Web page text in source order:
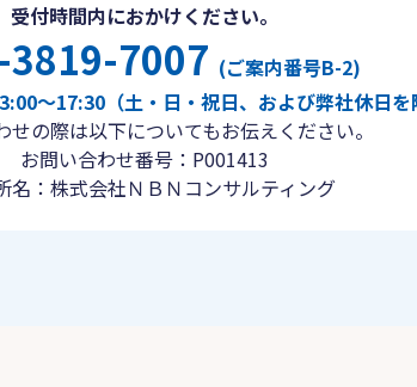
受付時間内におかけください。
7007 (ご案内番号B-2)
〜17:30（土・日・祝日、および弊社休日を
せの際は以下についてもお伝えください。
お問い合わせ番号：P001413
名：株式会社ＮＢＮコンサルティング